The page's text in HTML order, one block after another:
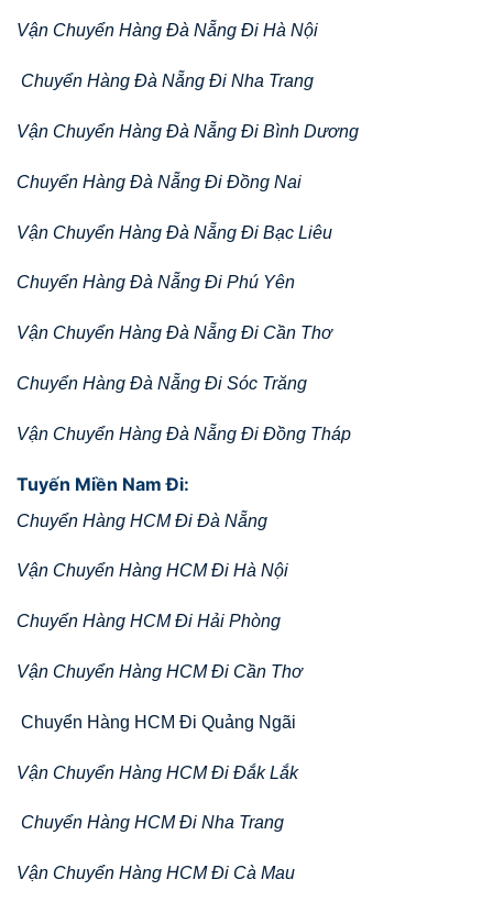
Vận Chuyển Hàng Đà Nẵng Đi Hà Nội
Chuyển Hàng Đà Nẵng Đi Nha Trang
Vận Chuyển Hàng Đà Nẵng Đi Bình Dương
Chuyển Hàng Đà Nẵng Đi Đồng Nai
Vận Chuyển Hàng Đà Nẵng Đi Bạc Liêu
Chuyển Hàng Đà Nẵng Đi Phú Yên
Vận Chuyển Hàng Đà Nẵng Đi Cần Thơ
Chuyển Hàng Đà Nẵng Đi Sóc Trăng
Vận Chuyển Hàng Đà Nẵng Đi Đồng Tháp
Tuyến Miền Nam Đi:
Chuyển Hàng HCM Đi Đà Nẵng
Vận Chuyển Hàng HCM Đi Hà Nội
Chuyển Hàng HCM Đi Hải Phòng
Vận Chuyển Hàng HCM Đi Cần Thơ
Chuyển Hàng HCM Đi Quảng Ngãi
Vận Chuyển Hàng HCM Đi Đắk Lắk
Chuyển Hàng HCM Đi Nha Trang
Vận Chuyển Hàng HCM Đi Cà Mau